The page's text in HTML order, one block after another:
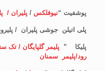
پوشفیت “نیوفلکس /پلیران /
پلی اتیلن جوشی پلیران /
پلیکا ” پلیمر گلپایگان / تک
رود/پلیمر سمنان